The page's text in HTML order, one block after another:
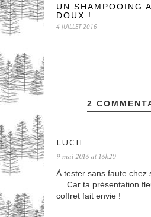
UN SHAMPOOING
DOUX !
4 JUILLET 2016
2
LUCIE
9 mai 2016 at 16h20
À tester sans faute chez
… Car ta présentation
coffret fait envie !